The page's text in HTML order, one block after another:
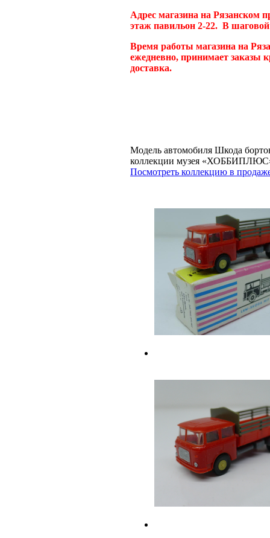
Адрес магазина на Рязанском
этаж павильон 2-22. В
Время работы магазина на
ежедневно, принимает заказы
доставка.
Модель автомобиля Шкода
коллекции музея
Посмотреть коллекцию в